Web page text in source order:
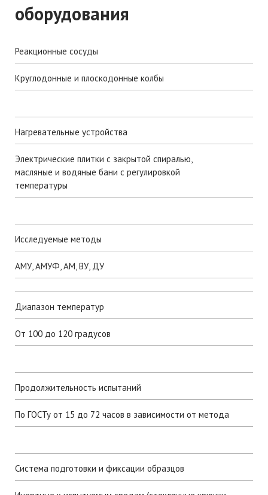
оборудования
Реакционные сосуды
Круглодонные и плоскодонные колбы
Нагревательные устройства
Электрические плитки с закрытой спиралью,
масляные и водяные бани с регулировкой
температуры
Исследуемые методы
АМУ, АМУФ, АМ, ВУ, ДУ
Диапазон температур
От 100 до 120 градусов
Продолжительность испытаний
По ГОСТу от 15 до 72 часов в зависимости от метода
Система подготовки и фиксации образцов